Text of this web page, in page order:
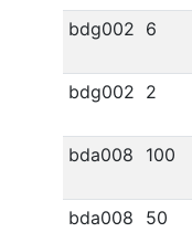
bdg002 6
bdg002 2
bda008 100
bda008 50